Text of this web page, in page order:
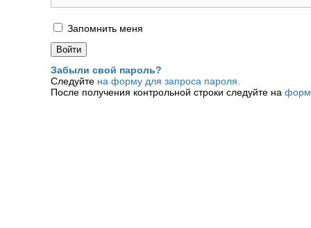
Запомнить меня
Забыли свой пароль?
Следуйте на форму для запроса пароля.
После получения контрольной строки следуйте на